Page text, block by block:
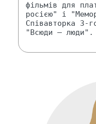
фільмів для
росією" і
Співавторка 3-
"Всюди — люди".